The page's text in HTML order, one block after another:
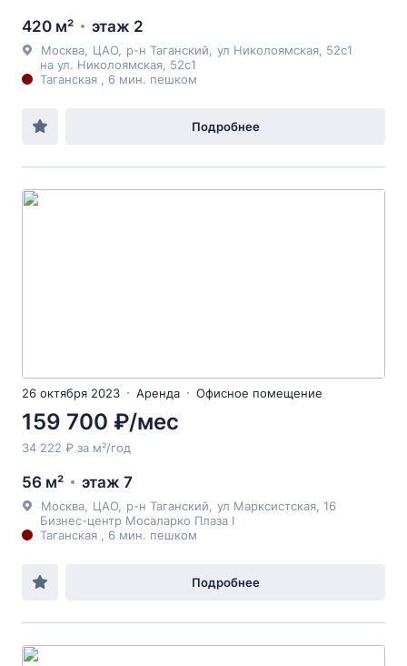
420 м² этаж 2
Москва ЦАО р-н Таганский ул Николоямская , 52с1
на ул. Николоямская, 52с1
Таганская , 6 мин. пешком
Подробнее
26 октября 2023 Аренда Офисное помещение
159 700 ₽/мес
34 222 ₽ за м²/год
56 м² этаж 7
Москва ЦАО р-н Таганский ул Марксистская , 16
Бизнес-центр Мосаларко Плаза I
Таганская , 6 мин. пешком
Подробнее